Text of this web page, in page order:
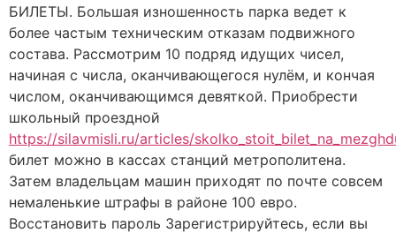
БИЛЕТЫ. Большая изношенность парка ведет к
более частым техническим отказам подвижного
состава. Рассмотрим 10 подряд идущих чисел,
начиная с числа, оканчивающегося нулём, и кончая
числом, оканчивающимся девяткой. Приобрести
школьный проездной
https://silavmisli.ru/articles/
билет можно в кассах станций метрополитена.
Затем владельцам машин приходят по почте совсем
немаленькие штрафы в районе 100 евро.
Восстановить пароль Зарегистрируйтесь, если вы